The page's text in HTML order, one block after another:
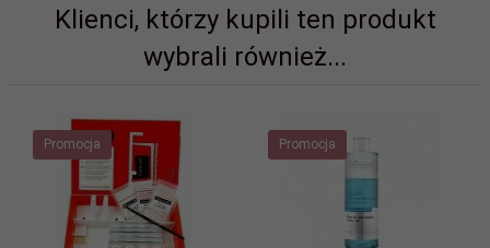
Klienci, którzy kupili ten produkt
wybrali również...
Promocja Promocja